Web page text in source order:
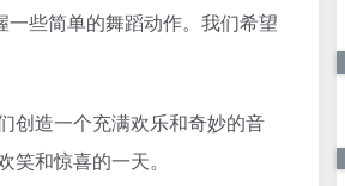
些简单的舞蹈动作。我们希望
创造一个充满欢乐和奇妙的音
和惊喜的一天。